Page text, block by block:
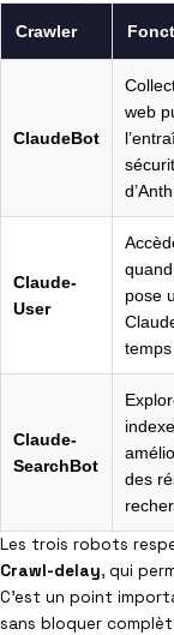
Crawler
ClaudeBot
web
Claude-
User
pose
Claude-
SearchBot
des
Les trois robots
Crawl-delay, qui
C’est un point
sans bloquer